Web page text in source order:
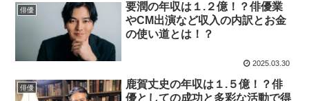
俳優
要潤の年収は１.２億！？俳優業
やCM出演など収入の内訳とお金
の使い道とは！？
2025.03.30
俳優
鹿賀丈史の年収は１.５億！？俳
優としての成功と多彩な活動で得